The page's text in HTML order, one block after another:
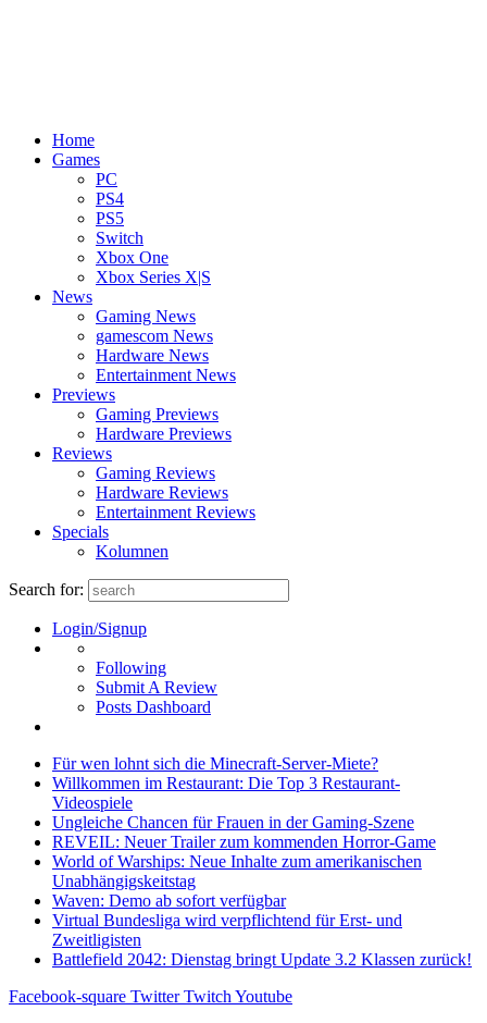
Home
Games
PC
PS4
PS5
Switch
Xbox One
Xbox Series X|S
News
Gaming News
gamescom News
Hardware News
Entertainment News
Previews
Gaming Previews
Hardware Previews
Reviews
Gaming Reviews
Hardware Reviews
Entertainment Reviews
Specials
Kolumnen
Search for:
Login/Signup
Following
Submit A Review
Posts Dashboard
Für wen lohnt sich die Minecraft-Server-Miete?
Willkommen im Restaurant: Die Top 3 Restaurant-
Videospiele
Ungleiche Chancen für Frauen in der Gaming-Szene
REVEIL: Neuer Trailer zum kommenden Horror-Game
World of Warships: Neue Inhalte zum amerikanischen
Unabhängigskeitstag
Waven: Demo ab sofort verfügbar
Virtual Bundesliga wird verpflichtend für Erst- und
Zweitligisten
Battlefield 2042: Dienstag bringt Update 3.2 Klassen zurück!
Facebook-square Twitter Twitch Youtube